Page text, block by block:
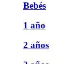
Bebés
1 año
2 años